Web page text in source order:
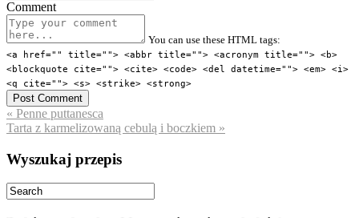
Comment
You can use these HTML tags:
<a href="" title=""> <abbr title=""> <acronym title=""> <b>
<blockquote cite=""> <cite> <code> <del datetime=""> <em> <i>
<q cite=""> <s> <strike> <strong>
« Penne puttanesca
Tarta z karmelizowaną cebulą i boczkiem »
Wyszukaj przepis